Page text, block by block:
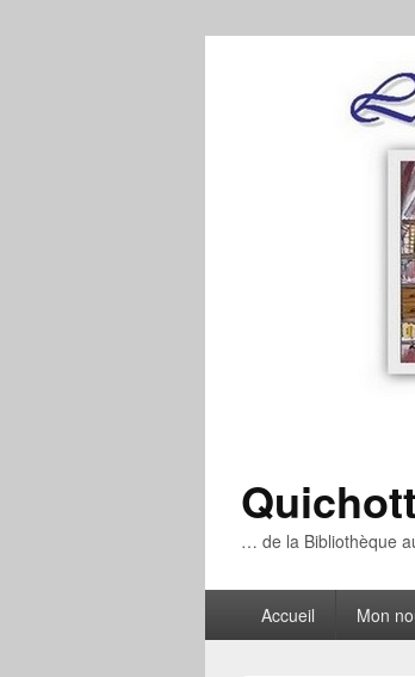
… de la Bibliothèque
principalAccueil Mon